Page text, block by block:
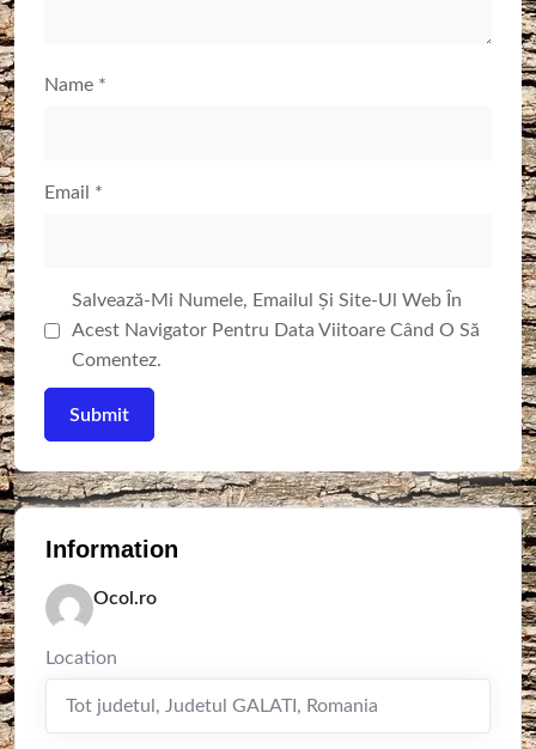
Name *
Email *
Salvează-Mi Numele, Emailul Și Site-Ul Web În
Acest Navigator Pentru Data Viitoare Când O Să
Comentez.
Information
Ocol.ro
Location
Tot judetul , Judetul GALATI , Romania